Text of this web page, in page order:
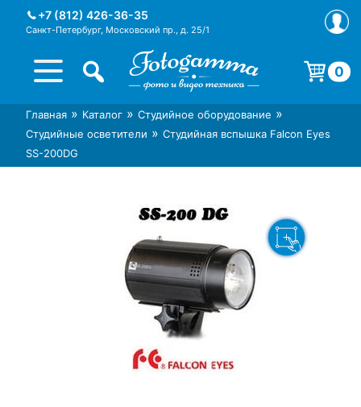
+7 (812) 426-36-35
Санкт-Петербург, Московский пр., д. 25/1
Интернет-магазин фототехники
Foto-Gamma в СПб
Магазин фотоаксессуаров foto-
gamma.ru
0
Корзина пуста.
Главная » Каталог » Студийное оборудование »
Студийные осветители » Студийная вспышка Falcon Eyes
SS-200DG